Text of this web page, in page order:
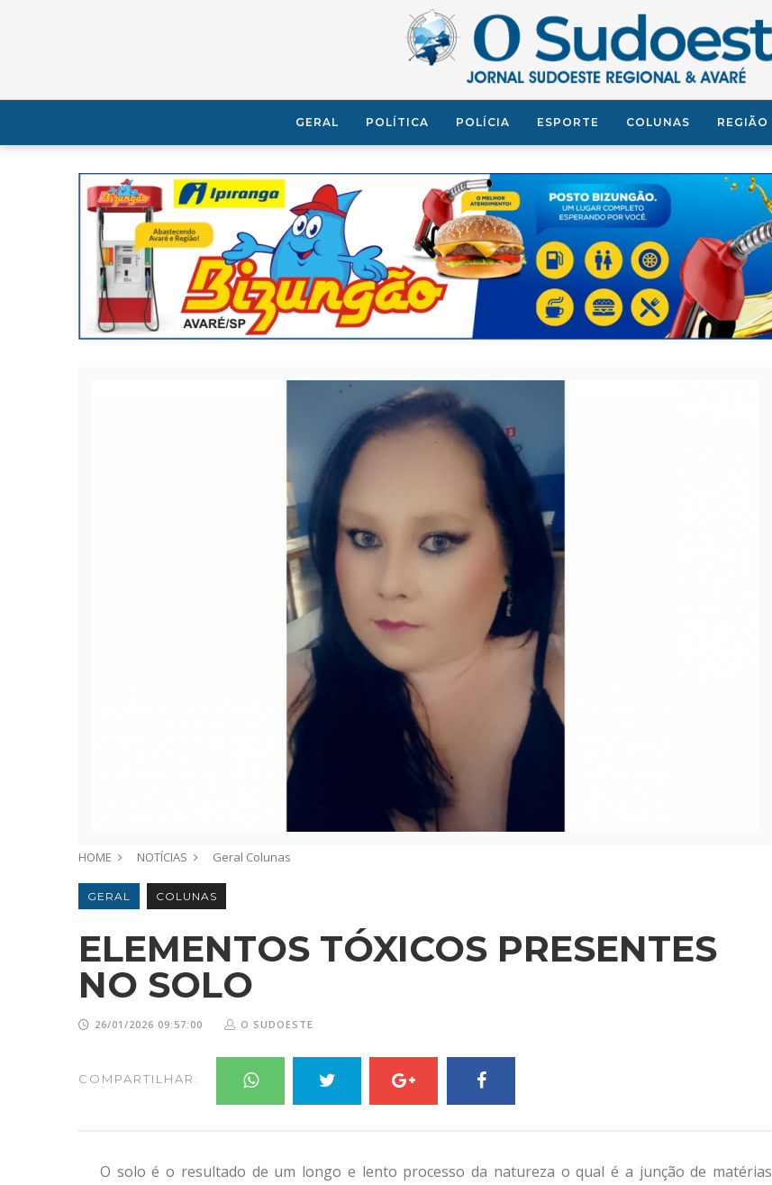
GERAL POLÍTICA POLÍCIA ESPORTE COLUNAS REGIÃO
HOME NOTÍCIAS Geral Colunas
GERAL COLUNAS
ELEMENTOS TÓXICOS PRESENTES
NO SOLO
26/01/2026 09:57:00 O SUDOESTE
COMPARTILHAR:
O solo é o resultado de um longo e lento processo da natureza o qual é a junção de matérias